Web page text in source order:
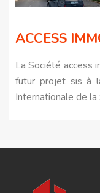
ACCESS
La Société access
futur projet sis à
Internationale de la